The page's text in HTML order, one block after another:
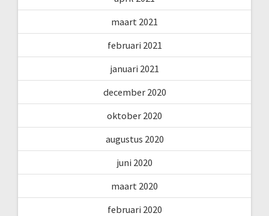
maart 2021
februari 2021
januari 2021
december 2020
oktober 2020
augustus 2020
juni 2020
maart 2020
februari 2020